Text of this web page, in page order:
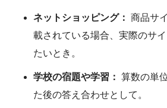
ネットショッピング： 商品サ
載されている場合、実際のサ
たいとき。
学校の宿題や学習： 算数の単
た後の答え合わせとして。